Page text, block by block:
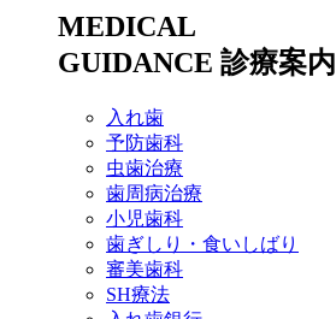
MEDICAL
GUIDANCE 診療案内
入れ歯
予防歯科
虫歯治療
歯周病治療
小児歯科
歯ぎしり・食いしばり
審美歯科
SH療法